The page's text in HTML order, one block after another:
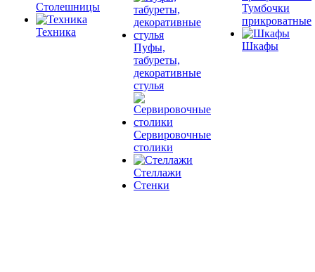
Столешницы
Техника
Пуфы,
табуреты,
декоративные
стулья
Сервировочные
столики
Стеллажи
Стенки
Тумбочки
прикроватные
Шкафы